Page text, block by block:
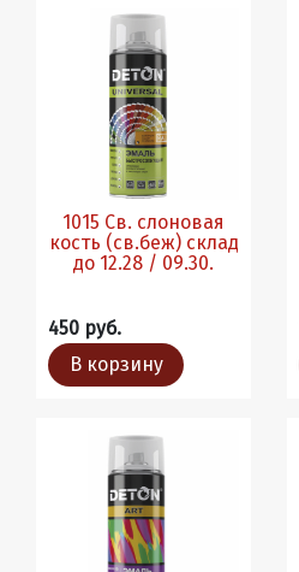
1015 Св. слоновая
кость (св.беж) склад
до 12.28 / 09.30.
450 руб.
В корзину